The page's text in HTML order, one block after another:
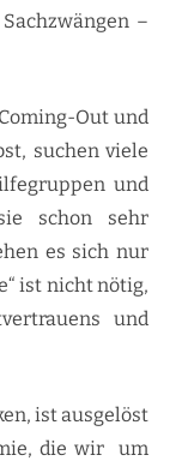
–
Out und
suchen viele
und
schon sehr
es sich nur
ist nicht nötig,
und
ist ausgelöst
die wir um